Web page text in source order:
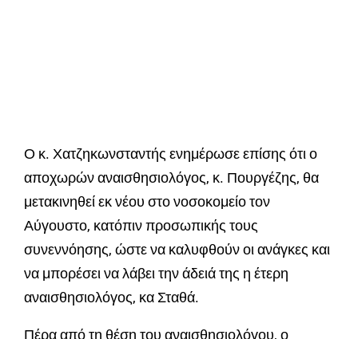
Ο κ. Χατζηκωνσταντής ενημέρωσε επίσης ότι ο
αποχωρών αναισθησιολόγος, κ. Πουργέζης, θα
μετακινηθεί εκ νέου στο νοσοκομείο τον
Αύγουστο, κατόπιν προσωπικής τους
συνεννόησης, ώστε να καλυφθούν οι ανάγκες και
να μπορέσει να λάβει την άδειά της η έτερη
αναισθησιολόγος, κα Σταθά.
Πέρα από τη θέση του αναισθησιολόγου, ο